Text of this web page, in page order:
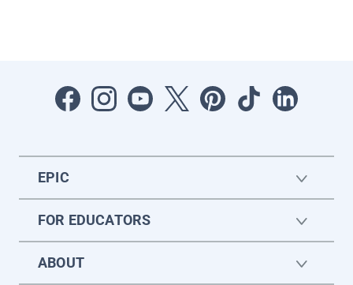
EPIC
FOR EDUCATORS
ABOUT